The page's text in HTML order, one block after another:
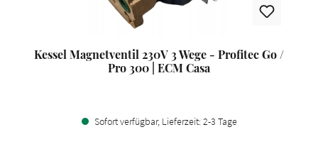
Kessel Magnetventil 230V 3 Wege - Profitec Go /
Pro 300 | ECM Casa
Sofort verfügbar, Lieferzeit: 2-3 Tage